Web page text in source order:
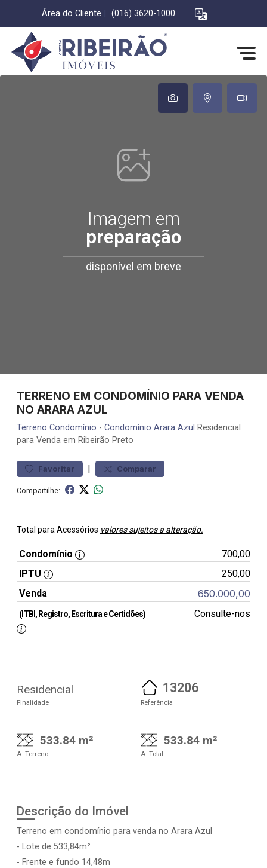
Área do Cliente (016) 3620-1000
Imagem em
preparação
disponível em breve
TERRENO EM CONDOMÍNIO PARA VENDA
NO ARARA AZUL
Terreno Condomínio - Condomínio Arara Azul Residencial
para Venda em Ribeirão Preto
Favoritar | Comparar
Compartilhe:
Total para Acessórios valores sujeitos a alteração.
Condomínio
700,00
IPTU
250,00
Venda
650.000,00
(ITBI, Registro, Escritura e Certidões) Consulte-nos
Residencial
Finalidade
13206
Referência
533.84 m²
A. Terreno
533.84 m²
A. Total
Descrição do Imóvel
Terreno em condomínio para venda no Arara Azul
- Lote de 533,84m²
- Frente e fundo 14,48m